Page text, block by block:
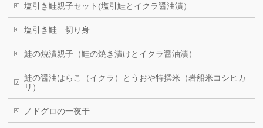
塩引き鮭親子セット(塩引鮭とイクラ醤油漬）
塩引き鮭 切り身
鮭の焼漬親子（鮭の焼き漬けとイクラ醤油漬）
鮭の醤油はらこ（イクラ）とうおや特撰米（岩船米コシヒカ
リ）
ノドグロの一夜干